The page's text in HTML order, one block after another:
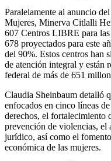
Paralelamente al anuncio
Mujeres, Minerva Citlalli
607 Centros LIBRE para
678 proyectados para este
del 90%. Estos centros han
de atención integral y están
federal de más de 651
Claudia Sheinbaum detalló
enfocados en cinco líneas
derechos, el fortalecimiento
prevención de violencias, el
jurídico, así como el
económica de las mujeres.